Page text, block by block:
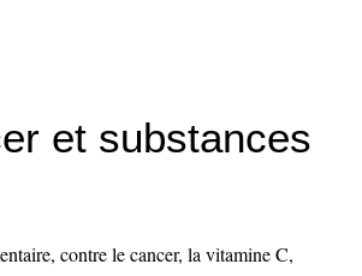
et substances
contre le cancer, la vitamine C,